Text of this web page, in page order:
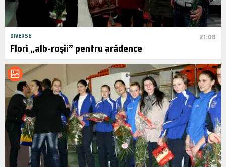
DIVERSE 21:08
Flori „alb-roșii” pentru arădence